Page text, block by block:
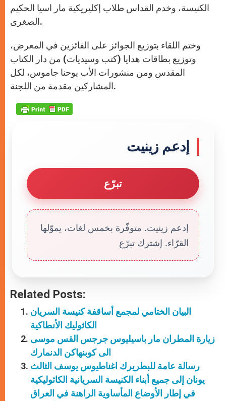
الكنيسة، وخدم القداس طلاب إكليريكية مار اسيا الحكيم
الصغرى.
وختم اللقاء بتوزيع الجوائز على الفائزين في المعرض،
وتوزيع بطاقات هدايا (كتب وسيديات) من دار الكتاب
المقدس ومن منشورات الأب يوحنا جاموس، لكل
المشاركين مقدمة من اللجنة.
إدعم زينيت
تبرّع
إدعم زينيت. متوفّرة بخمس لغات، يموّلها
القرّاء. إشترك تبرّع
Related Posts:
البيان الختامي لمجمع أساقفة كنيسة السريان
الكاثوليك الأنطاكية
زيارة المطران مار باسيليوس جرجس القس موسى
الى كوبنهاكن الدنمارك
رسالة عامة للبطريرك اغناطيوس يوسف الثالث
يونان إلى جميع أبناء الكنيسة السريانية الكاثوليكية
في إطار الأوضاع المأساوية الراهنة في العراق